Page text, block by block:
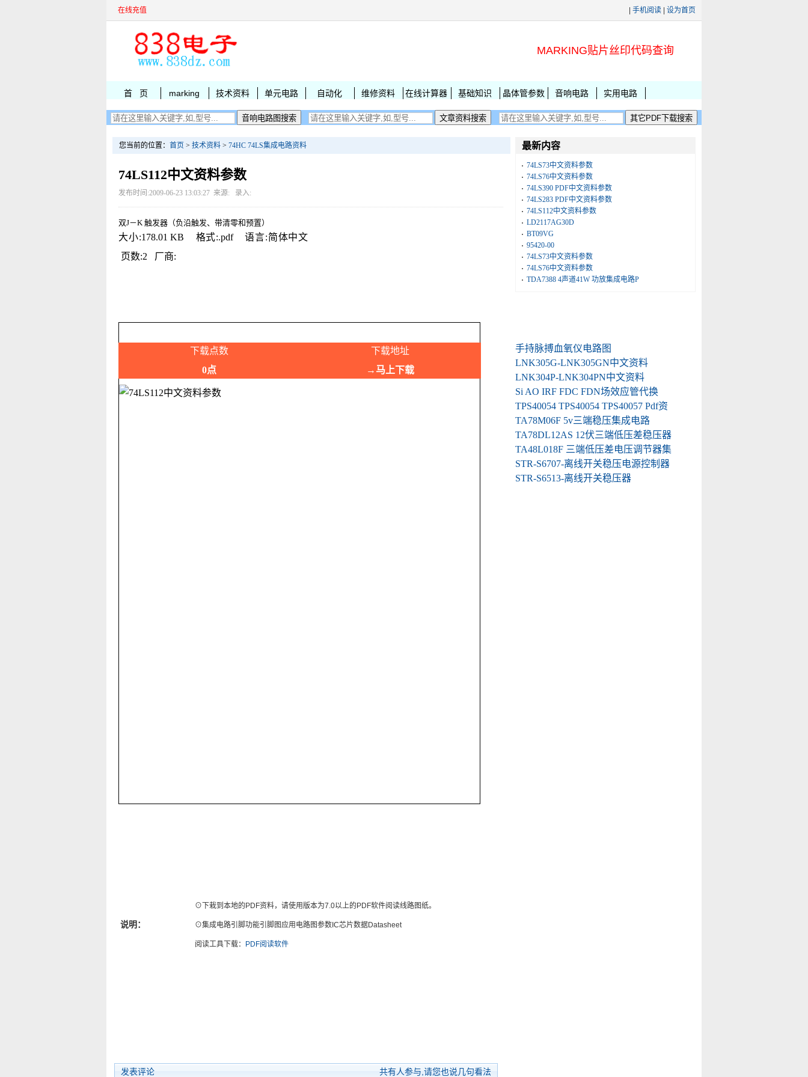
在线充值 手机阅读 设为首页
MARKING贴片丝印代码查询
首 页 marking 技术资料 单元电路 自动化 维修资料 在线计算器 基础知识 晶体管参数 音响电路 实用电路
您当前的位置： 首页 > 技术资料 > 74HC 74LS集成电路资料
74LS112中文资料参数
发布时间:2009-06-23 13:03:27 来源: 录入:
双J－K 触发器（负沿触发、带清零和预置）
大小:178.01 KB 格式:.pdf 语言:简体中文
页数:2 厂商:
下载点数
下载地址
0点
→马上下载
说明：
⊙下栽到本地的PDF资料，请使用版本为7.0以上的PDF软件阅读线路图纸。
⊙集成电路引脚功能引脚图应用电路图参数IC芯片数据Datasheet
阅读工具下载： PDF阅读软件
发表评论 共有人参与,请您也说几句看法
最新内容
74LS73中文资料参数
74LS76中文资料参数
74LS390 PDF中文资料参数
74LS283 PDF中文资料参数
74LS112中文资料参数
LD2117AG30D
BT09VG
95420-00
74LS73中文资料参数
74LS76中文资料参数
TDA7388 4声道41W 功放集成电路P
手持脉搏血氧仪电路图
LNK305G-LNK305GN中文资料
LNK304P-LNK304PN中文资料
Si AO IRF FDC FDN场效应管代换
TPS40054 TPS40054 TPS40057 Pdf资
TA78M06F 5v三端稳压集成电路
TA78DL12AS 12伏三端低压差稳压器
TA48L018F 三端低压差电压调节器集
STR-S6707-离线开关稳压电源控制器
STR-S6513-离线开关稳压器